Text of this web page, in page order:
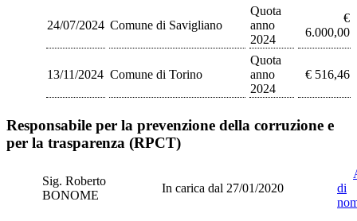
24/07/2024 Comune di Savigliano
Quota
anno
2024
€
6.000,00
13/11/2024 Comune di Torino
Quota
anno
2024
€ 516,46
Responsabile per la prevenzione della corruzione e
per la trasparenza (RPCT)
Sig. Roberto
BONOME
In carica dal 27/01/2020
di